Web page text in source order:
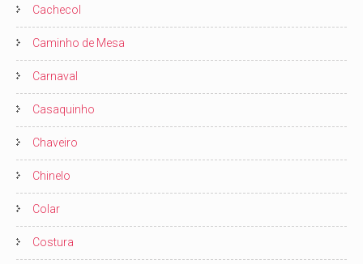
Cachecol
Caminho de Mesa
Carnaval
Casaquinho
Chaveiro
Chinelo
Colar
Costura